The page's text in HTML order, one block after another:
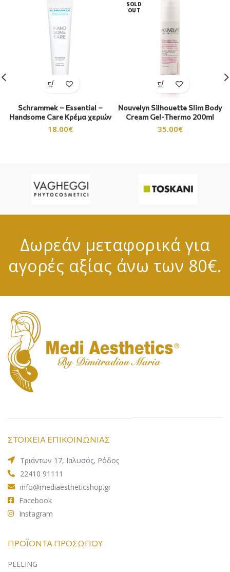
Schrammek – Essential –
Handsome Care Κρέμα χεριών
18.00€
SOLD
OUT
Nouvelyn Silhouette Slim Body
Cream Gel-Τhermo 200ml
35.00€
Δωρεάν μεταφορικά για
αγορές αξίας άνω των 80€.
ΣΤΟΙΧΕΙΑ ΕΠΙΚΟΙΝΩΝΙΑΣ
Τριάντων 17, Ιαλυσός, Ρόδος
22410 91111
info@mediaestheticshop.gr
Facebook
Instagram
ΠΡΟΪΌΝΤΑ ΠΡΟΣΏΠΟΥ
PEELING